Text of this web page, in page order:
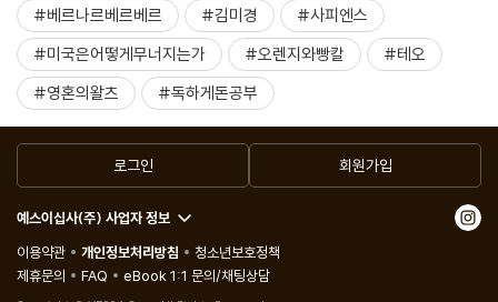
#베르나르베르베르
#김미경
#사피엔스
#미국은어떻게무너지는가
#오렌지와빵칼
#테오
#영혼의왈츠
#독하게돈공부
로그인 회원가입
예스이십사(주) 사업자 정보
이용약관
개인정보처리방침
청소년보호정책
제휴문의
FAQ eBook 1:1 문의/채팅상담